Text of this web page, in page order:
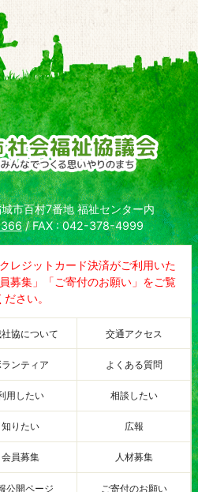
市百村7番地 福祉センター内
/ FAX : 042-378-4999
レジットカード決済がご利用いた
募集」「ご寄付のお願い」をご覧
ださい。
協について 交通アクセス
ンティア よくある質問
用したい 相談したい
知りたい 広報
会員募集 人材募集
公開ページ ご寄付のお願い